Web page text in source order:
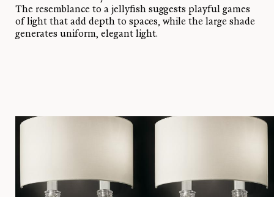
The resemblance to a jellyfish suggests playful games
of light that add depth to spaces, while the large shade
generates uniform, elegant light.